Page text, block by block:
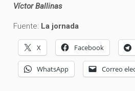
Víctor Ballinas
Fuente: La jornada
X Facebook
WhatsApp Correo